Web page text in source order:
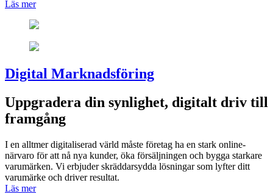
Läs mer
Digital Marknadsföring
Uppgradera din synlighet, digitalt driv till
framgång
I en alltmer digitaliserad värld måste företag ha en stark online-
närvaro för att nå nya kunder, öka försäljningen och bygga starkare
varumärken. Vi erbjuder skräddarsydda lösningar som lyfter ditt
varumärke och driver resultat.
Läs mer